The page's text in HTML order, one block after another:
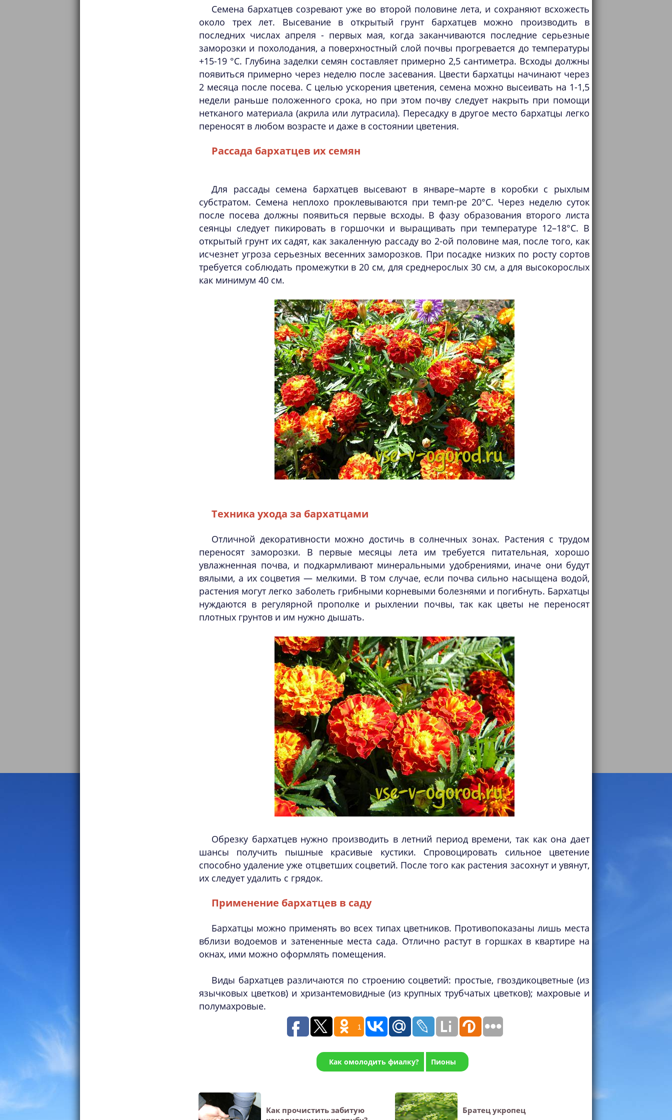
Семена бархатцев созревают уже во второй половине лета, и сохраняют всхожесть
около трех лет. Высевание в открытый грунт бархатцев можно производить в
последних числах апреля - первых мая, когда заканчиваются последние серьезные
заморозки и похолодания, а поверхностный слой почвы прогревается до температуры
+15-19 °С. Глубина заделки семян составляет примерно 2,5 сантиметра. Всходы должны
появиться примерно через неделю после засевания. Цвести бархатцы начинают через
2 месяца после посева. С целью ускорения цветения, семена можно высеивать на 1-1,5
недели раньше положенного срока, но при этом почву следует накрыть при помощи
нетканого материала (акрила или лутрасила). Пересадку в другое место бархатцы легко
переносят в любом возрасте и даже в состоянии цветения.
Рассада бархатцев их семян
Для рассады семена бархатцев высевают в январе–марте в коробки с рыхлым
субстратом. Семена неплохо проклевываются при темп-ре 20°С. Через неделю суток
после посева должны появиться первые всходы. В фазу образования второго листа
сеянцы следует пикировать в горшочки и выращивать при температуре 12–18°С. В
открытый грунт их садят, как закаленную рассаду во 2-ой половине мая, после того, как
исчезнет угроза серьезных весенних заморозков. При посадке низких по росту сортов
требуется соблюдать промежутки в 20 см, для среднерослых 30 см, а для высокорослых
как минимум 40 см.
Техника ухода за бархатцами
Отличной декоративности можно достичь в солнечных зонах. Растения с трудом
переносят заморозки. В первые месяцы лета им требуется питательная, хорошо
увлажненная почва, и подкармливают минеральными удобрениями, иначе они будут
вялыми, а их соцветия — мелкими. В том случае, если почва сильно насыщена водой,
растения могут легко заболеть грибными корневыми болезнями и погибнуть. Бархатцы
нуждаются в регулярной прополке и рыхлении почвы, так как цветы не переносят
плотных грунтов и им нужно дышать.
Обрезку бархатцев нужно производить в летний период времени, так как она дает
шансы получить пышные красивые кустики. Спровоцировать сильное цветение
способно удаление уже отцветших соцветий. После того как растения засохнут и увянут,
их следует удалить с грядок.
Применение бархатцев в саду
Бархатцы можно применять во всех типах цветников. Противопоказаны лишь места
вблизи водоемов и затененные места сада. Отлично растут в горшках в квартире на
окнах, ими можно оформлять помещения.
Виды бархатцев различаются по строению соцветий: простые, гвоздикоцветные (из
язычковых цветков) и хризантемовидные (из крупных трубчатых цветков); махровые и
полумахровые.
1
Как омолодить фиалку? Пионы
Как прочистить забитую
Братец укропец